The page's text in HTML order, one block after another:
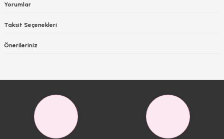
Yorumlar
Taksit Seçenekleri
Önerileriniz